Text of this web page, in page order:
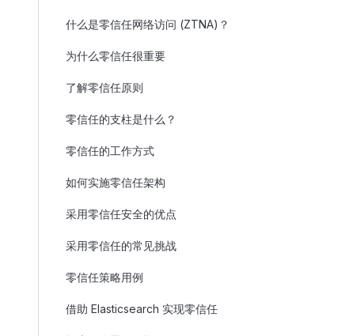
什么是零信任网络访问 (ZTNA)？
为什么零信任很重要
了解零信任原则
零信任的支柱是什么？
零信任的工作方式
如何实施零信任架构
采用零信任安全的优点
采用零信任的常见挑战
零信任策略用例
借助 Elasticsearch 实现零信任